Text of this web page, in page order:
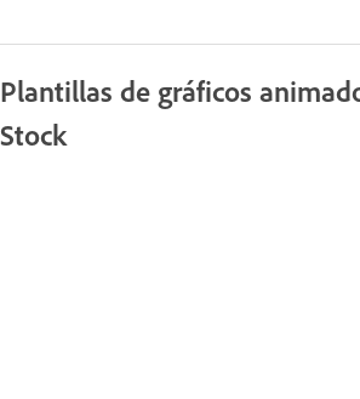
Plantillas de gráficos
Stock